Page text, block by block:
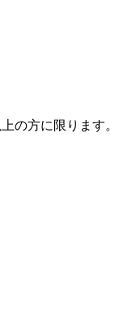
の方に限ります。